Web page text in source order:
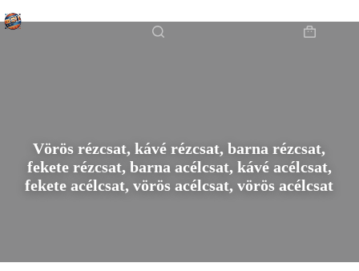
to
Shopping
Főoldal
Vörös rézcsat, kávé rézcsat, barna rézcsat, fekete rézcsat, barna acélcsat,
kávé acélcsat, fekete acélcsat, vörös acélcsat, vörös acélcsat
Vörös rézcsat, kávé rézcsat, barna rézcsat,
fekete rézcsat, barna acélcsat, kávé acélcsat,
fekete acélcsat, vörös acélcsat, vörös acélcsat